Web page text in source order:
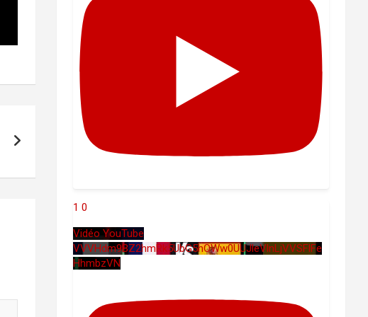
1 0
Vidéo YouTube
VVVHdm9BZ2hmRk5UbG5hOWw0UUJleVlnLjVVSFlFe
HhmbzVN